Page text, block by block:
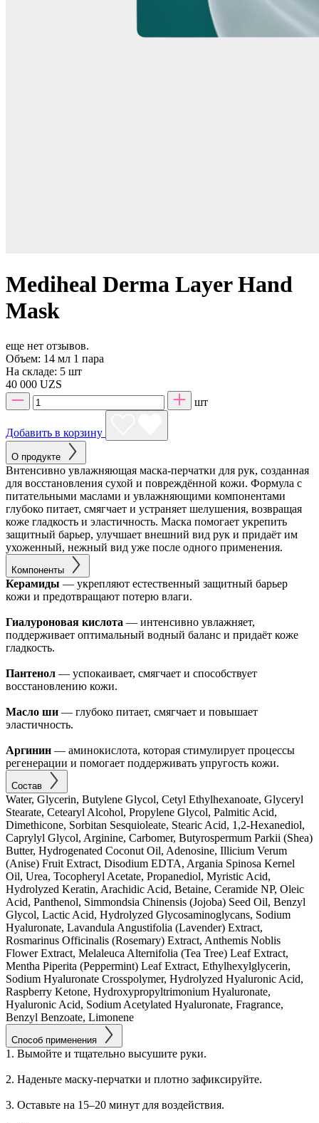
Mediheal Derma Layer Hand
Mask
еще нет отзывов.
Объем: 14 мл 1 пара
На складе: 5 шт
40 000 UZS
шт
Добавить в корзину
О продукте
Bнтенсивно увлажняющая маска-перчатки для рук, созданная
для восстановления сухой и повреждённой кожи. Формула с
питательными маслами и увлажняющими компонентами
глубоко питает, смягчает и устраняет шелушения, возвращая
коже гладкость и эластичность. Маска помогает укрепить
защитный барьер, улучшает внешний вид рук и придаёт им
ухоженный, нежный вид уже после одного применения.
Компоненты
Керамиды — укрепляют естественный защитный барьер
кожи и предотвращают потерю влаги.
Гиалуроновая кислота — интенсивно увлажняет,
поддерживает оптимальный водный баланс и придаёт коже
гладкость.
Пантенол — успокаивает, смягчает и способствует
восстановлению кожи.
Масло ши — глубоко питает, смягчает и повышает
эластичность.
Аргинин — аминокислота, которая стимулирует процессы
регенерации и помогает поддерживать упругость кожи.
Состав
Water, Glycerin, Butylene Glycol, Cetyl Ethylhexanoate, Glyceryl
Stearate, Cetearyl Alcohol, Propylene Glycol, Palmitic Acid,
Dimethicone, Sorbitan Sesquioleate, Stearic Acid, 1,2-Hexanediol,
Caprylyl Glycol, Arginine, Carbomer, Butyrospermum Parkii (Shea)
Butter, Hydrogenated Coconut Oil, Adenosine, Illicium Verum
(Anise) Fruit Extract, Disodium EDTA, Argania Spinosa Kernel
Oil, Urea, Tocopheryl Acetate, Propanediol, Myristic Acid,
Hydrolyzed Keratin, Arachidic Acid, Betaine, Ceramide NP, Oleic
Acid, Panthenol, Simmondsia Chinensis (Jojoba) Seed Oil, Benzyl
Glycol, Lactic Acid, Hydrolyzed Glycosaminoglycans, Sodium
Hyaluronate, Lavandula Angustifolia (Lavender) Extract,
Rosmarinus Officinalis (Rosemary) Extract, Anthemis Noblis
Flower Extract, Melaleuca Alternifolia (Tea Tree) Leaf Extract,
Mentha Piperita (Peppermint) Leaf Extract, Ethylhexylglycerin,
Sodium Hyaluronate Crosspolymer, Hydrolyzed Hyaluronic Acid,
Raspberry Ketone, Hydroxypropyltrimonium Hyaluronate,
Hyaluronic Acid, Sodium Acetylated Hyaluronate, Fragrance,
Benzyl Benzoate, Limonene
Способ применения
1. Вымойте и тщательно высушите руки.
2. Наденьте маску-перчатки и плотно зафиксируйте.
3. Оставьте на 15–20 минут для воздействия.